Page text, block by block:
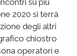
2020 si terrà
degli altri
chiostro
operatori e